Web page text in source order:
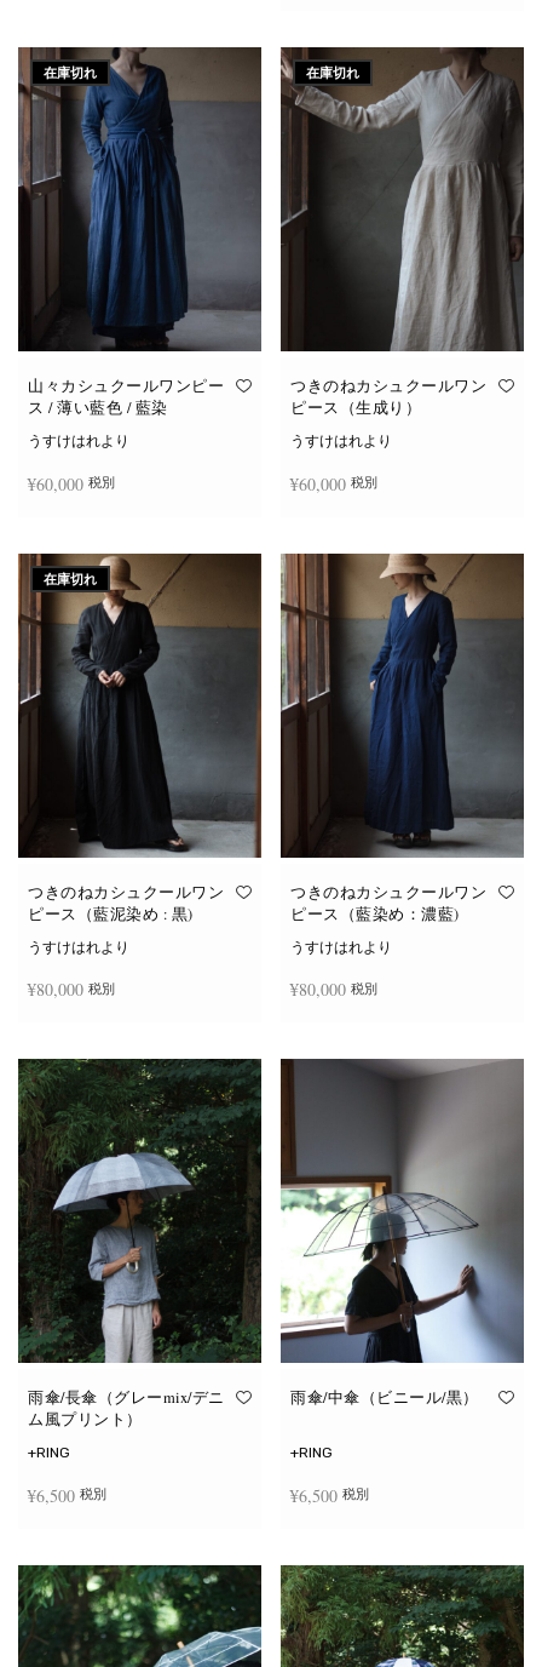
在庫切れ
山々カシュクールワンピー
ス / 薄い藍色 / 藍染
うすけはれより
¥60,000 税別
在庫切れ
つきのねカシュクールワン
ピース（生成り）
うすけはれより
¥60,000 税別
在庫切れ
つきのねカシュクールワン
ピース（藍泥染め : 黒)
うすけはれより
¥80,000 税別
つきのねカシュクールワン
ピース（藍染め：濃藍)
うすけはれより
¥80,000 税別
雨傘/長傘（グレーmix/デニ
ム風プリント）
+RING
¥6,500 税別
雨傘/中傘（ビニール/黒）
+RING
¥6,500 税別